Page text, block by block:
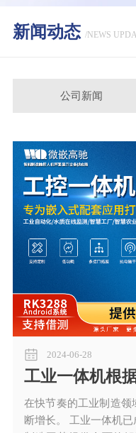
新闻动态 /NEWS
公司新闻
2024-06-28
工业一体机根
在快节奏的工业制造领
断增长。 工业一体机